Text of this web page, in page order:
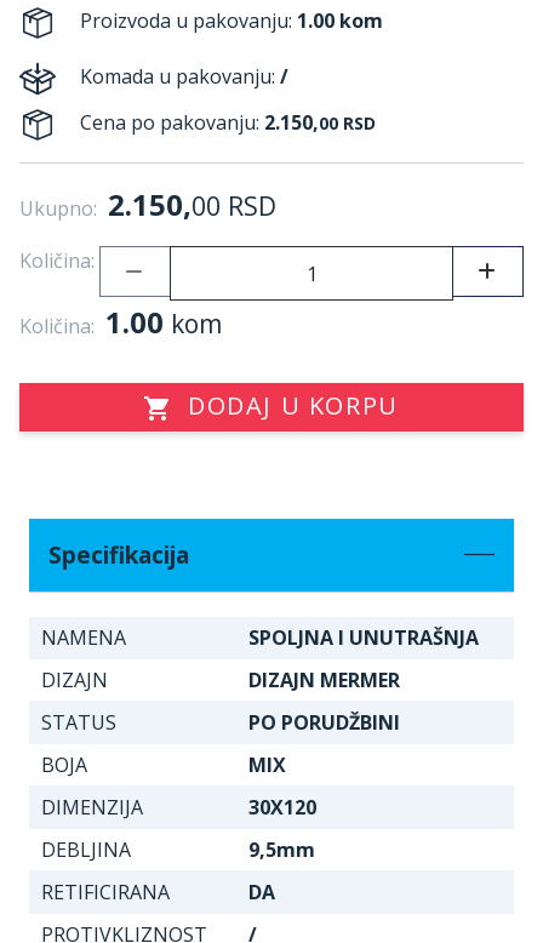
Proizvoda u pakovanju: 1.00 kom
Komada u pakovanju: /
Cena po pakovanju: 2.150,00 RSD
Ukupno: 2.150,00 RSD
Količina:
Količina: 1.00 kom
DODAJ U KORPU
Specifikacija
NAMENA
SPOLJNA I UNUTRAŠNJA
DIZAJN
DIZAJN MERMER
STATUS
PO PORUDŽBINI
BOJA
MIX
DIMENZIJA
30X120
DEBLJINA
9,5mm
RETIFICIRANA
DA
PROTIVKLIZNOST
/